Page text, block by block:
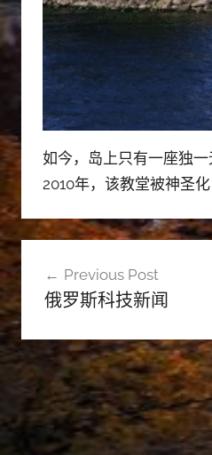
如今，岛上只有一座独
2010年，该教堂被神圣
文
航
Previous Post
俄罗斯科技新闻